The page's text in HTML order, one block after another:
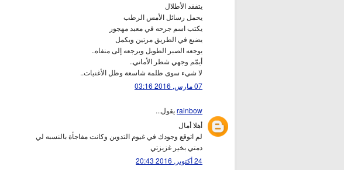
يتفقد الأطلال
يحمل رسائل الأمس الرطب
يكتب اسم جرحه في معبد مهجور
يضيع في الطريق مرتين ويكمل
يوجعه الصبر الطويل ويرجعه إلى منفاه..
أيمّم وجهي شطر الأماني..
لا شيء سوى ظلمة شاسعة وظل الأغنيات..
07 مارس, 2016 03:16
rainbowيقول...
أهلا أمال
لم اتوقع وجودك في غيوم التدوين وكانت مفاجأة بالنسبه لي
دمتي بخير غزيزتي
24 أكتوبر, 2016 20:43